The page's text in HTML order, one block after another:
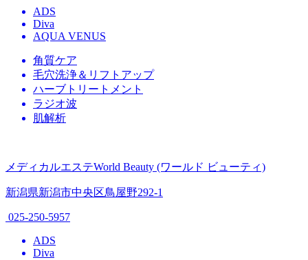
ADS
Diva
AQUA VENUS
角質ケア
毛穴洗浄＆リフトアップ
ハーブトリートメント
ラジオ波
肌解析
メディカルエステWorld Beauty (ワールド ビューティ)
新潟県新潟市中央区鳥屋野292-1
025-250-5957
ADS
Diva